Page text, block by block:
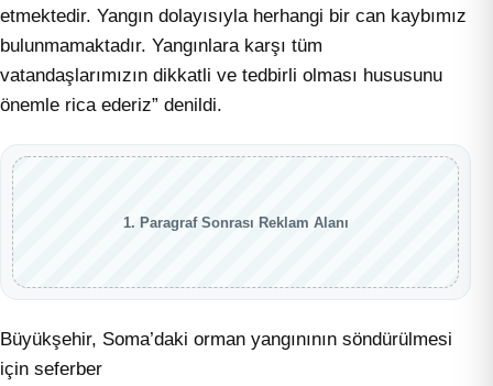
etmektedir. Yangın dolayısıyla herhangi bir can kaybımız
bulunmamaktadır. Yangınlara karşı tüm
vatandaşlarımızın dikkatli ve tedbirli olması hususunu
önemle rica ederiz” denildi.
1. Paragraf Sonrası Reklam Alanı
Büyükşehir, Soma’daki orman yangınının söndürülmesi
için seferber